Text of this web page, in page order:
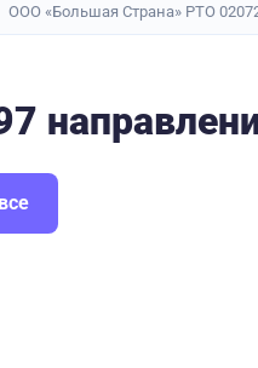
ООО «Большая Страна» РТО